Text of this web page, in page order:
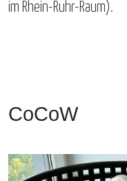
im Rhein-Ruhr-Raum).
CoCoW